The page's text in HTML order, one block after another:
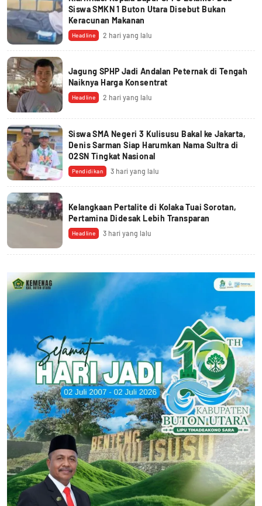
Siswa SMKN 1 Buton Utara Disebut Bukan
Keracunan Makanan
Headline 2 hari yang lalu
Jagung SPHP Jadi Andalan Peternak di Tengah
Naiknya Harga Konsentrat
Headline 2 hari yang lalu
Siswa SMA Negeri 3 Kulisusu Bakal ke Jakarta,
Denis Sarman Siap Harumkan Nama Sultra di
O2SN Tingkat Nasional
Pendidikan 3 hari yang lalu
Kelangkaan Pertalite di Kolaka Tuai Sorotan,
Pertamina Didesak Lebih Transparan
Headline 3 hari yang lalu